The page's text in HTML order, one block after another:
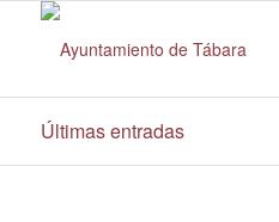
Últimas entradas